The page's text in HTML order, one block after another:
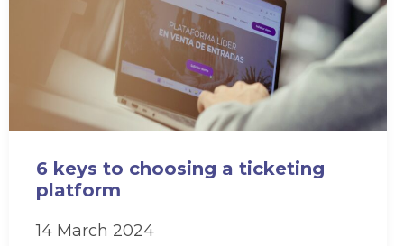
6 keys to choosing a ticketing
platform
14 March 2024